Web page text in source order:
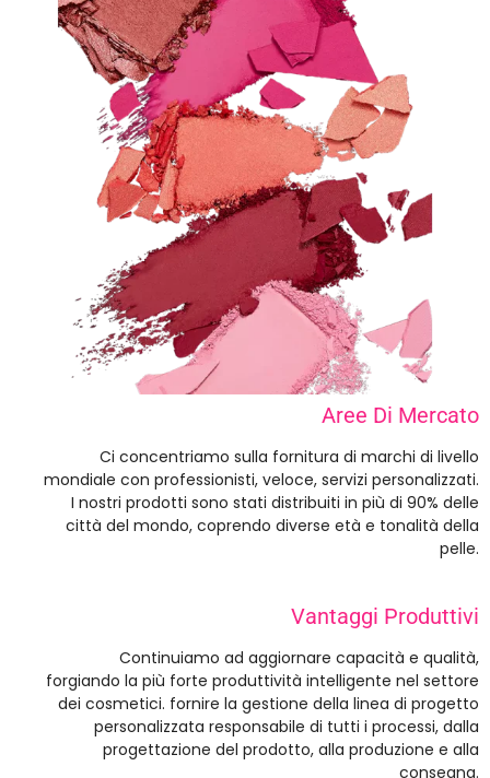
Aree Di Mercato
Ci concentriamo sulla fornitura di marchi di livello
mondiale con professionisti, veloce, servizi personalizzati.
I nostri prodotti sono stati distribuiti in più di 90% delle
città del mondo, coprendo diverse età e tonalità della
pelle.
Vantaggi Produttivi
Continuiamo ad aggiornare capacità e qualità,
forgiando la più forte produttività intelligente nel settore
dei cosmetici. fornire la gestione della linea di progetto
personalizzata responsabile di tutti i processi, dalla
progettazione del prodotto, alla produzione e alla
consegna.